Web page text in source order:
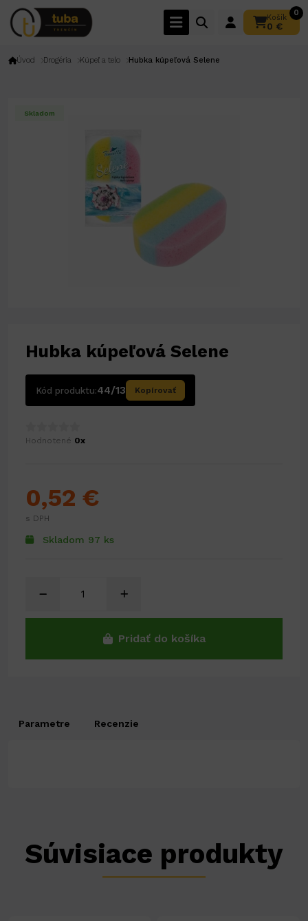
Košík
0
0 €
Úvod Drogéria Kúpeľ a telo Hubka kúpeľová Selene
Skladom
Hubka kúpeľová Selene
Kód produktu:44/13 Kopírovať
Hodnotené 0x
Skladom 97 ks
0,52 €
s DPH
Pridať do košíka
Parametre Recenzie
Súvisiace produkty